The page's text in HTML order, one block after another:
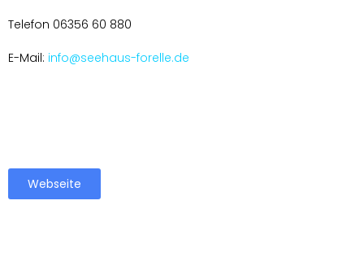
Telefon 06356 60 880
E-Mail: info@seehaus-forelle.de
Webseite